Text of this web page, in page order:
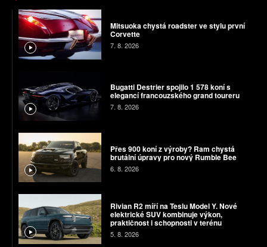
Mitsuoka chystá roadster ve stylu první
Corvette
7. 8. 2026
Bugatti Destrier spojilo 1 578 koní s
elegancí francouzského grand toureru
7. 8. 2026
Přes 900 koní z výroby? Ram chystá
brutální úpravy pro nový Rumble Bee
6. 8. 2026
Rivian R2 míří na Teslu Model Y. Nové
elektrické SUV kombinuje výkon,
praktičnost i schopnosti v terénu
5. 8. 2026